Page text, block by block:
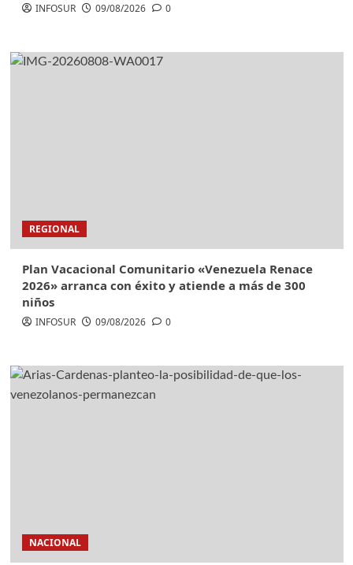
INFOSUR 09/08/2026 0
REGIONAL
Plan Vacacional Comunitario «Venezuela Renace
2026» arranca con éxito y atiende a más de 300
niños
INFOSUR 09/08/2026 0
NACIONAL